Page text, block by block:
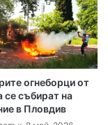
огнеборци от
се събират на
в Пловдив